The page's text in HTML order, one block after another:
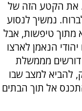
את הקטע הזה של
נמשיך לנסוע
מתוך טיפשות, אבל
הנאמן לארצו
דורשים מממשלת
להביא למצב שבו
אל תוך הבתים